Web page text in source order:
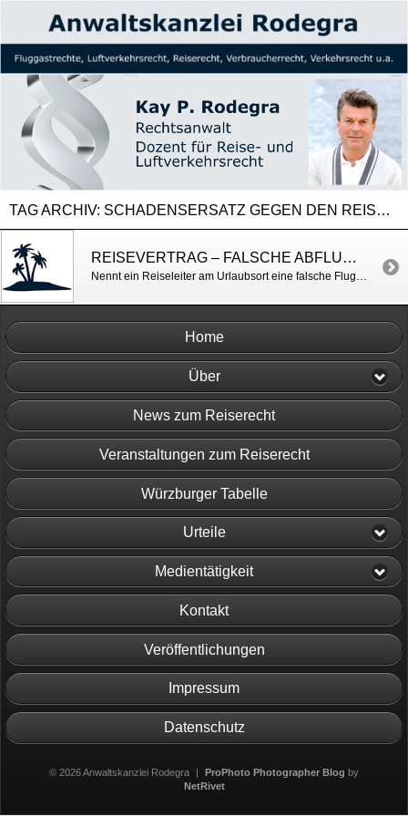
TAG ARCHIV: SCHADENSERSATZ GEGEN DEN REISEVERANSTALTER
REISEVERTRAG – FALSCHE ABFLUGZEIT GENANNT
Nennt ein Reiseleiter am Urlaubsort eine falsche Flugzeit für den Rückflug und verpasst der Urlauber dadurch seinen Flug, haftet der Reiseveranstalter für die Ticketkosten für einen Ersatzflug. LG Frankfurt/M. v. 06.06.2014, Az. 2/24 O 125/13
Home
Über
News zum Reiserecht
Veranstaltungen zum Reiserecht
Würzburger Tabelle
Urteile
Medientätigkeit
Kontakt
Veröffentlichungen
Impressum
Datenschutz
© 2026 Anwaltskanzlei Rodegra | ProPhoto Photographer Blog by
NetRivet